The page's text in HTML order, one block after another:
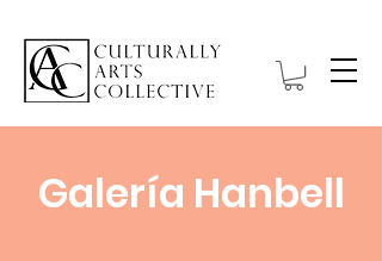
Galería Hanbell